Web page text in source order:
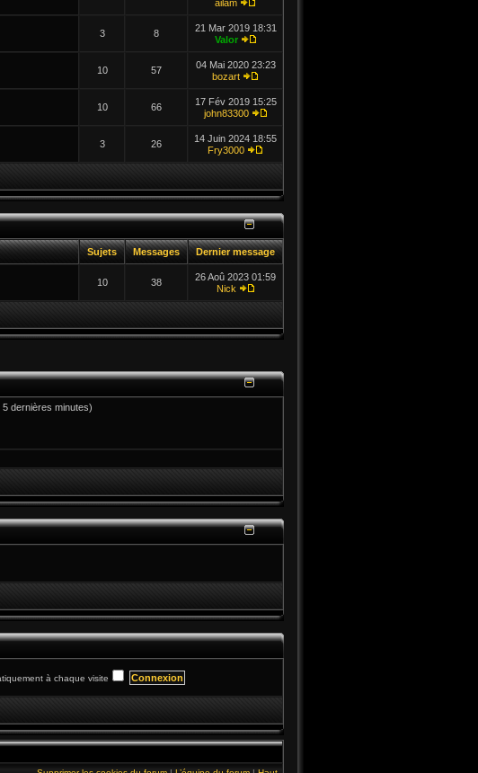
ailam
3 8
21 Mar 2019 18:31
Valor
10 57
04 Mai 2020 23:23
bozart
10 66
17 Fév 2019 15:25
john83300
3 26
14 Juin 2024 18:55
Fry3000
Sujets Messages Dernier message
10 38
26 Aoû 2023 01:59
Nick
dernières minutes)
à chaque visite